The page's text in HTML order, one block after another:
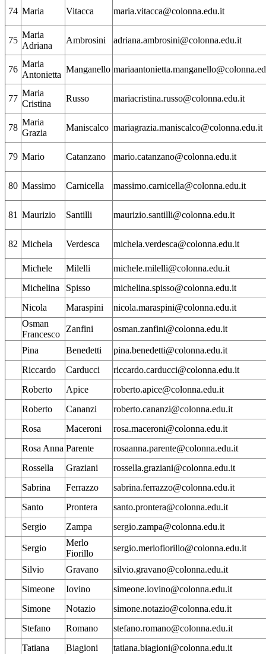
74 Maria Vitacca maria.vitacca@colonna.edu.it
75
Maria
Adriana
Ambrosini adriana.ambrosini@colonna.edu.it
76
Maria
Antonietta
Manganello
77
Maria
Cristina
Russo mariacristina.russo@colonna.edu.it
78
Maria
Grazia
Maniscalco mariagrazia.maniscalco@colonna.edu.it
79 Mario Catanzano mario.catanzano@colonna.edu.it
80 Massimo Carnicella massimo.carnicella@colonna.edu.it
81 Maurizio Santilli maurizio.santilli@colonna.edu.it
82 Michela Verdesca michela.verdesca@colonna.edu.it
Michele Milelli
michele.milelli@colonna.edu.it
Michelina
Spisso
michelina.spisso@colonna.edu.it
Nicola
Maraspini
nicola.maraspini@colonna.edu.it
Osman
Francesco
Zanfini osman.zanfini@colonna.edu.it
Pina Benedetti
pina.benedetti@colonna.edu.it
Riccardo
Carducci
riccardo.carducci@colonna.edu.it
Roberto
Apice
roberto.apice@colonna.edu.it
Roberto
Cananzi
roberto.cananzi@colonna.edu.it
Rosa
Maceroni
rosa.maceroni@colonna.edu.it
Rosa Anna Parente
rosaanna.parente@colonna.edu.it
Rossella
Graziani
rossella.graziani@colonna.edu.it
Sabrina
Ferrazzo
sabrina.ferrazzo@colonna.edu.it
Santo
Prontera
santo.prontera@colonna.edu.it
Sergio
Zampa sergio.zampa@colonna.edu.it
Sergio
Merlo
Fiorillo
sergio.merlofiorillo@colonna.edu.it
Silvio Gravano
silvio.gravano@colonna.edu.it
Simeone
Iovino
simeone.iovino@colonna.edu.it
Simone
Notazio
simone.notazio@colonna.edu.it
Stefano
Romano
stefano.romano@colonna.edu.it
Tatiana
Biagioni
tatiana.biagioni@colonna.edu.it